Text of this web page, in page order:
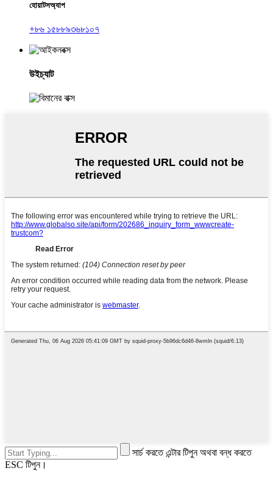
হোয়াটসঅ্যাপ
+৮৬ ১৫৮৮৯৩৬৮১০৭
উইচ্যাট
সার্চ করতে এন্টার টিপুন অথবা বন্ধ করতে
ESC টিপুন।